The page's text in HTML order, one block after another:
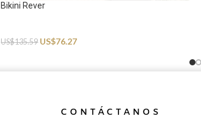
Bikini Rever
US$135.59 US$76.27
CONTÁCTANOS